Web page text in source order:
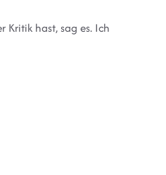
Kritik hast, sag es. Ich